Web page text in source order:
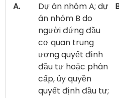
A.
Dự án nhóm A; dự
án nhóm B do
người đứng đầu
cơ quan trung
ương quyết định
đầu tư hoặc phân
cấp, ủy quyền
quyết định đầu tư;